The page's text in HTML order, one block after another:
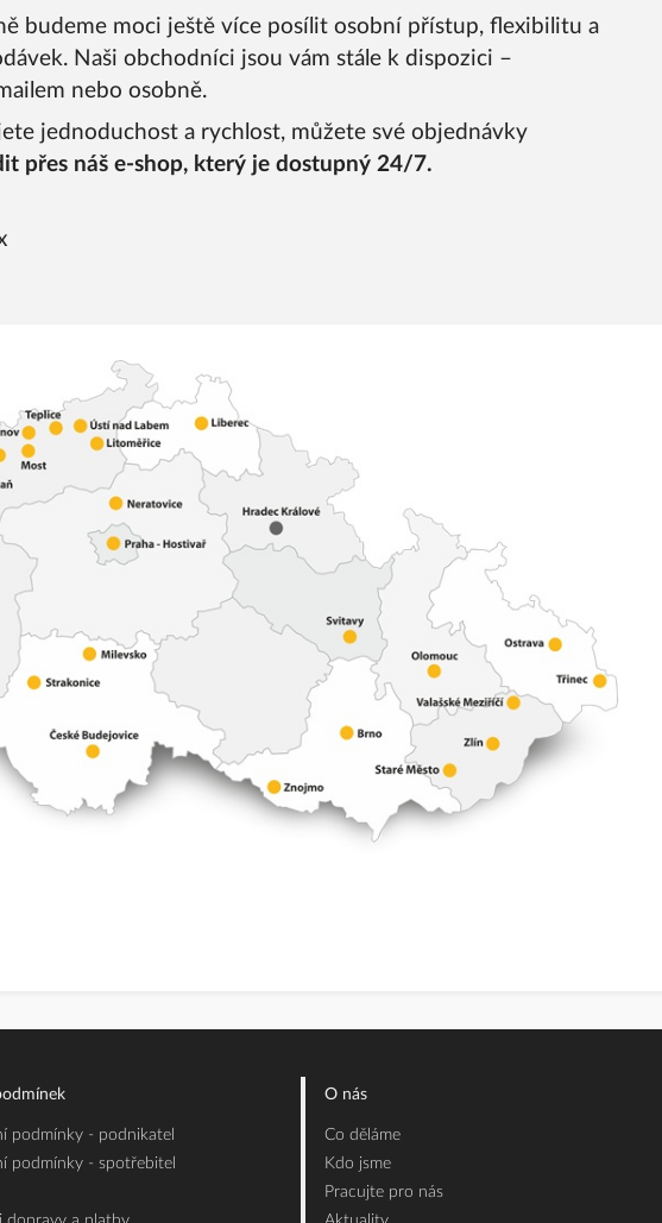
budeme moci ještě více posílit osobní přístup, flexibilitu a
Naši obchodníci jsou vám stále k dispozici –
nebo osobně.
jednoduchost a rychlost, můžete své objednávky
přes náš e-shop, který je dostupný 24/7.
podmínky - podnikatel
podmínky - spotřebitel
O nás
Co děláme
Kdo jsme
Pracujte pro nás